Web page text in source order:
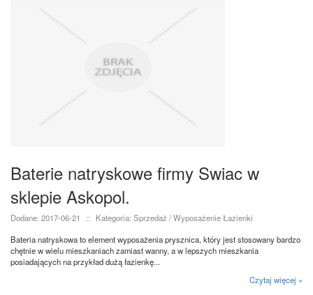
Baterie natryskowe firmy Swiac w
sklepie Askopol.
Dodane: 2017-06-21 ::
Kategoria: Sprzedaż / Wyposażenie Łazienki
Bateria natryskowa to element wyposażenia prysznica, który jest stosowany bardzo
chętnie w wielu mieszkaniach zamiast wanny, a w lepszych mieszkania
posiadających na przykład dużą łazienkę...
Czytaj więcej »